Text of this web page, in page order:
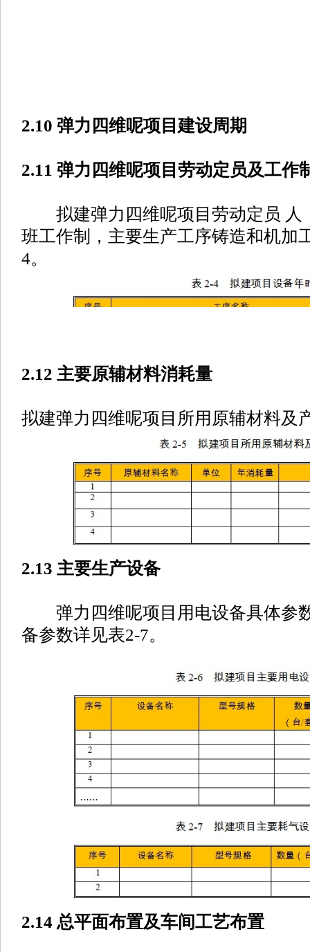
2.10 弹力四维呢项目建设周期
2.11 弹力四维呢项目劳动定员及工作
拟建弹力四维呢项目劳动定员 人
班工作制，主要生产工序铸造和机加
4。
2.12 主要原辅材料消耗量
拟建弹力四维呢项目所用原辅材料及
2.13 主要生产设备
弹力四维呢项目用电设备具体参
备参数详见表2-7。
2.14 总平面布置及车间工艺布置